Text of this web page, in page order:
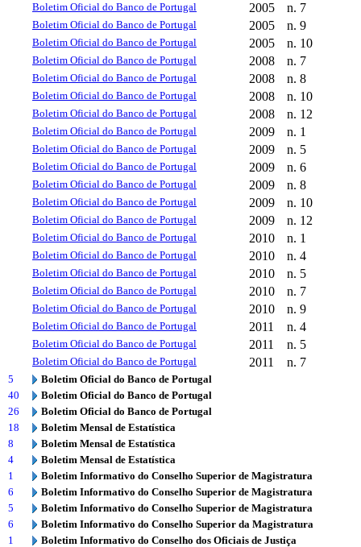
Boletim Oficial do Banco de Portugal 2005 n. 7
Boletim Oficial do Banco de Portugal 2005 n. 9
Boletim Oficial do Banco de Portugal 2005 n. 10
Boletim Oficial do Banco de Portugal 2008 n. 7
Boletim Oficial do Banco de Portugal 2008 n. 8
Boletim Oficial do Banco de Portugal 2008 n. 10
Boletim Oficial do Banco de Portugal 2008 n. 12
Boletim Oficial do Banco de Portugal 2009 n. 1
Boletim Oficial do Banco de Portugal 2009 n. 5
Boletim Oficial do Banco de Portugal 2009 n. 6
Boletim Oficial do Banco de Portugal 2009 n. 8
Boletim Oficial do Banco de Portugal 2009 n. 10
Boletim Oficial do Banco de Portugal 2009 n. 12
Boletim Oficial do Banco de Portugal 2010 n. 1
Boletim Oficial do Banco de Portugal 2010 n. 4
Boletim Oficial do Banco de Portugal 2010 n. 5
Boletim Oficial do Banco de Portugal 2010 n. 7
Boletim Oficial do Banco de Portugal 2010 n. 9
Boletim Oficial do Banco de Portugal 2011 n. 4
Boletim Oficial do Banco de Portugal 2011 n. 5
Boletim Oficial do Banco de Portugal 2011 n. 7
5
Boletim Oficial do Banco de Portugal
40
Boletim Oficial do Banco de Portugal
26
Boletim Oficial do Banco de Portugal
18
Boletim Mensal de Estatística
8
Boletim Mensal de Estatística
4
Boletim Mensal de Estatística
1
Boletim Informativo do Conselho Superior de Magistratura
6
Boletim Informativo do Conselho Superior de Magistratura
5
Boletim Informativo do Conselho Superior de Magistratura
6
Boletim Informativo do Conselho Superior da Magistratura
1
Boletim Informativo do Conselho dos Oficiais de Justiça